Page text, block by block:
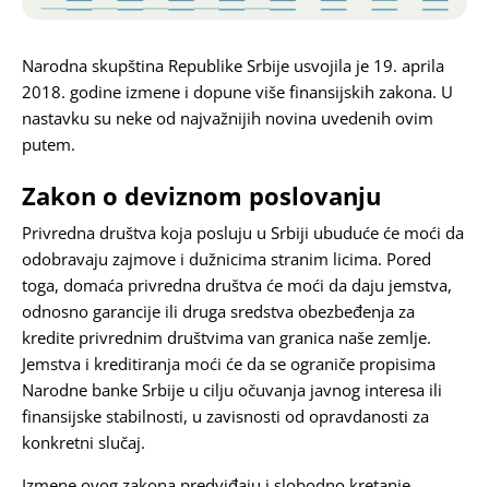
Kontakt
Narodna skupština Republike Srbije usvojila je 19. aprila
2018. godine izmene i dopune više finansijskih zakona. U
nastavku su neke od najvažnijih novina uvedenih ovim
putem.
Zakon o deviznom poslovanju
Privredna društva koja posluju u Srbiji ubuduće će moći da
odobravaju zajmove i dužnicima stranim licima. Pored
toga, domaća privredna društva će moći da daju jemstva,
odnosno garancije ili druga sredstva obezbeđenja za
kredite privrednim društvima van granica naše zemlje.
Jemstva i kreditiranja moći će da se ograniče propisima
Narodne banke Srbije u cilju očuvanja javnog interesa ili
finansijske stabilnosti, u zavisnosti od opravdanosti za
konkretni slučaj.